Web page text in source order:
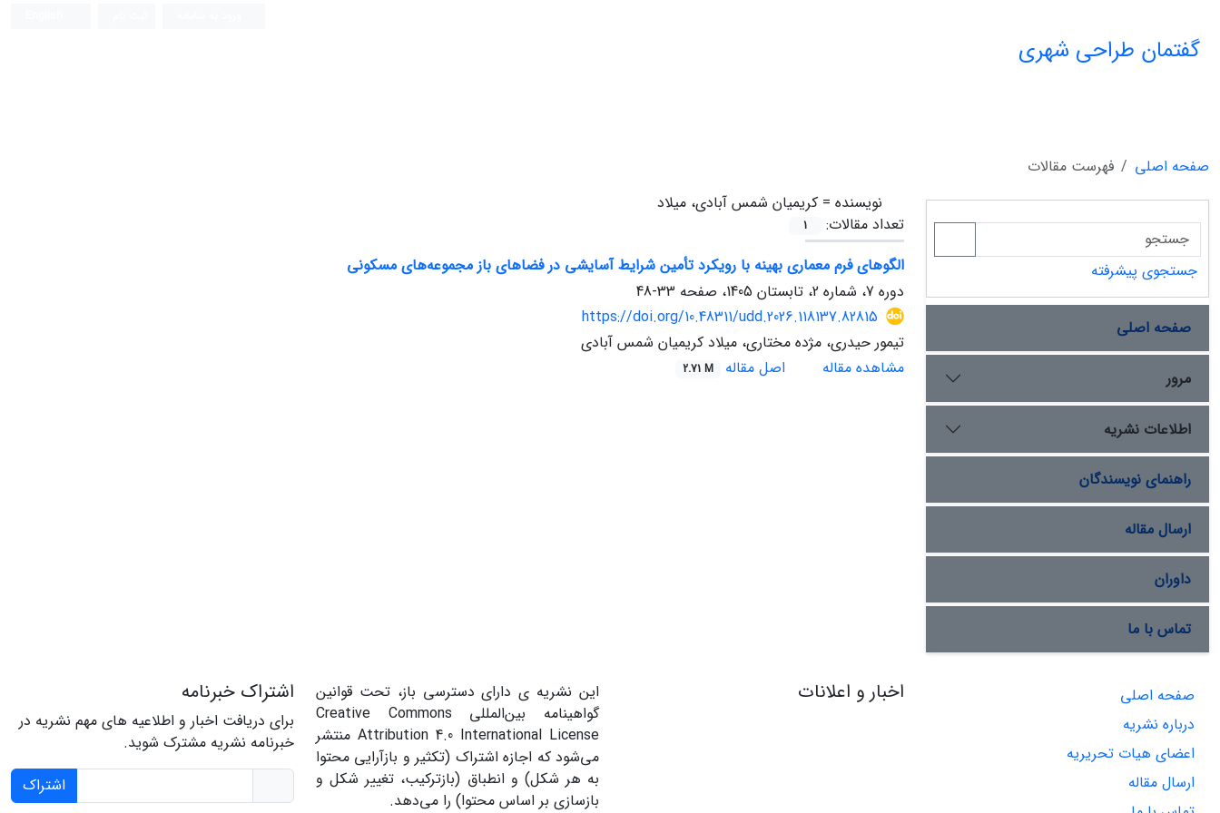
گفتمان طراحی شهری
صفحه اصلی
فهرست مقالات
نویسنده = کریمیان شمس آبادی، میلاد
تعداد مقالات:
1
الگوهای فرم معماری بهینه با رویکرد تأمین شرایط آسایشی در فضاهای باز مجموعه‌های مسکونی
دوره 7، شماره 2، تابستان 1405، صفحه
33-48
https://doi.org/10.48311/udd.2026.118137.82815
تیمور حیدری، مژده مختاری، میلاد کریمیان شمس آبادی
مشاهده مقاله
اصل مقاله 2.71 M
جستجوی پیشرفته
صفحه اصلی
مرور
اطلاعات نشریه
راهنمای نویسندگان
ارسال مقاله
داوران
تماس با ما
صفحه اصلی
درباره نشریه
اعضای هیات تحریریه
ارسال مقاله
اخبار و اعلانات
این نشریه ی دارای دسترسی باز، تحت قوانین
گواهینامه بین‌المللی Creative Commons
Attribution 4.0 International License منتشر
می‌شود که اجازه اشتراک (تکثیر و بازآرایی محتوا
به هر شکل) و انطباق (بازترکیب، تغییر شکل و
بازسازی بر اساس محتوا) را می‌دهد.
اشتراک خبرنامه
برای دریافت اخبار و اطلاعیه های مهم نشریه در
خبرنامه نشریه مشترک شوید.
اشتراک